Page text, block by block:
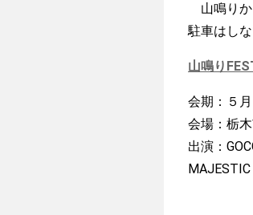
山鳴りか
駐車はし
山鳴り
会期：５月
会場：栃
出演：